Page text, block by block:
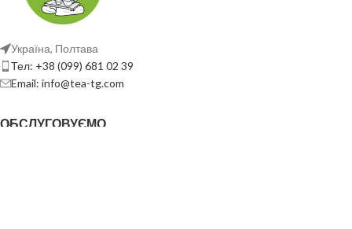
Україна, Полтава
Тел: +38 (099) 681 02 39
Email: info@tea-tg.com
ОБСЛУГОВУЄМО